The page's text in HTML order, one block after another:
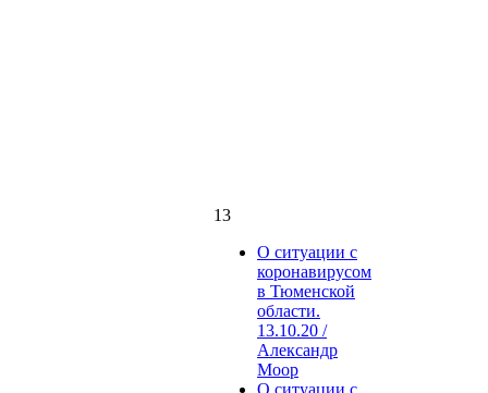
13
О ситуации с
коронавирусом
в Тюменской
области.
13.10.20 /
Александр
Моор